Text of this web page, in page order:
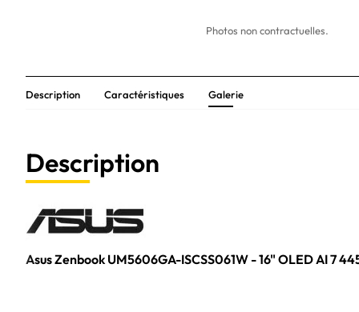
Photos non contractuelles.
Description Caractéristiques Galerie
Description
Asus Zenbook UM5606GA-ISCSS061W - 16" OLED AI 7